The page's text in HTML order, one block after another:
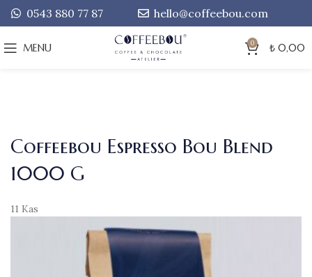
0543 880 77 87 hello@coffeebou.com
MENU 0 ₺ 0,00
Coffeebou Espresso Bou Blend
1000 G
11 Kas